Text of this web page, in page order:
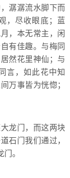
潺潺流水脚下而
，尽收眼底；蓝
，本无常主，闲
有佳趣。与梅同
然花里神仙；与
言，如此花中知
万事皆为恍惚；
龙门，而这两块
石门我们通过，
。